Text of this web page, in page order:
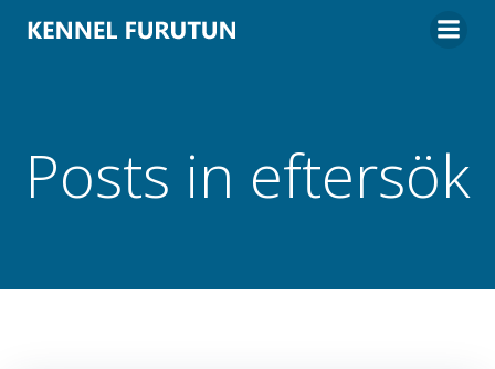
Posts in eftersök